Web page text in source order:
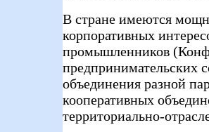
В стране имеются
корпоративных
промышленников
предпринимательских
объединения разной
кооперативных
территориально-